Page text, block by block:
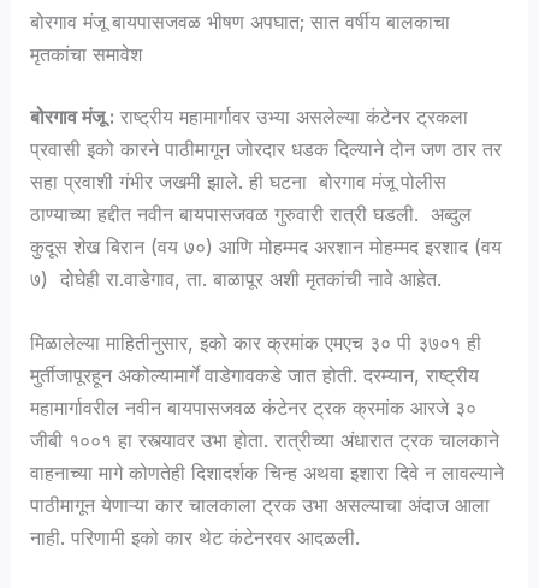
बोरगाव मंजू बायपासजवळ भीषण अपघात; सात वर्षीय बालकाचा
मृतकांचा समावेश
बोरगाव मंजू : राष्ट्रीय महामार्गावर उभ्या असलेल्या कंटेनर ट्रकला
प्रवासी इको कारने पाठीमागून जोरदार धडक दिल्याने दोन जण ठार तर
सहा प्रवाशी गंभीर जखमी झाले. ही घटना बोरगाव मंजू पोलीस
ठाण्याच्या हद्दीत नवीन बायपासजवळ गुरुवारी रात्री घडली. अब्दुल
कुदूस शेख बिरान (वय ७०) आणि मोहम्मद अरशान मोहम्मद इरशाद (वय
७) दोघेही रा.वाडेगाव, ता. बाळापूर अशी मृतकांची नावे आहेत.
मिळालेल्या माहितीनुसार, इको कार क्रमांक एमएच ३० पी ३७०१ ही
मुर्तीजापूरहून अकोल्यामार्गे वाडेगावकडे जात होती. दरम्यान, राष्ट्रीय
महामार्गावरील नवीन बायपासजवळ कंटेनर ट्रक क्रमांक आरजे ३०
जीबी १००१ हा रस्त्यावर उभा होता. रात्रीच्या अंधारात ट्रक चालकाने
वाहनाच्या मागे कोणतेही दिशादर्शक चिन्ह अथवा इशारा दिवे न लावल्याने
पाठीमागून येणाऱ्या कार चालकाला ट्रक उभा असल्याचा अंदाज आला
नाही. परिणामी इको कार थेट कंटेनरवर आदळली.